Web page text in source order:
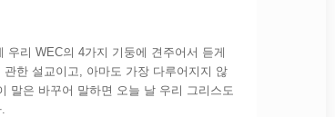
리 WEC의 4가지 기둥에 견주어서 듣게
한 설교이고, 아마도 가장 다루어지지 않
말은 바꾸어 말하면 오늘 날 우리 그리스도